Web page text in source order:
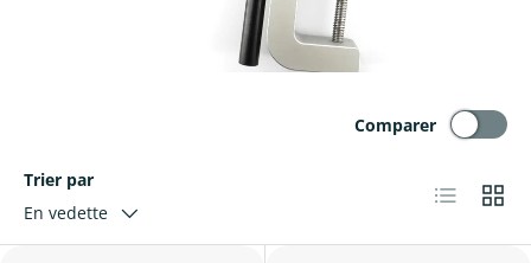
Trier par
En vedette
Comparer
Liste Grille